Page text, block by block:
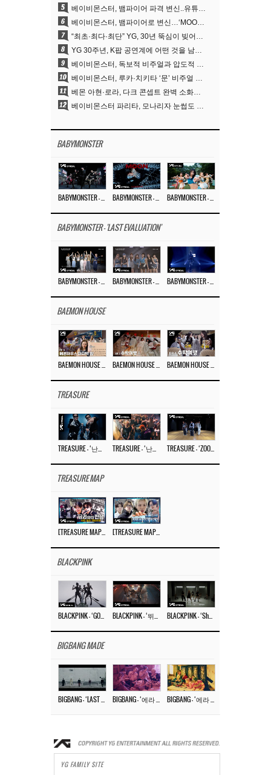
5 베이비몬스터, 뱀파이어 파격 변신..유튜브 트렌딩 1위 직행
6 베이비몬스터, 뱀파이어로 변신…‘MOON’으로 찍은 3개월 프로젝트
7 “최초·최다·최단” YG, 30년 뚝심이 빚어낸 K팝 투어의 새 지평
8 YG 30주년, K팝 공연계에 어떤 것을 남겼나
9 베이비몬스터, 독보적 비주얼과 압도적 소화력..’MOON’
10 베이비몬스터, 루카·치키타 ‘문’ 비주얼 공개…절제된 카리스마·유니크 비주얼
11 베몬 아현·로라, 다크 콘셉트 완벽 소화…’문’ 비주얼 포토 공개
12 베이비몬스터 파리타, 모나리자 눈썹도 완벽 소화‥아사와 강렬 아우라
BABYMONSTER
BABYMONSTER - 'LAST EVALUATION'
BAEMON HOUSE
TREASURE
TREASURE MAP
BLACKPINK
BIGBANG MADE
YG FAMILY SITE